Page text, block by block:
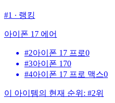
#1 · 랭킹
아이폰 17 에어
#2아이폰 17 프로0
#3아이폰 170
#4아이폰 17 프로 맥스0
이 아이템의 현재 순위: #2위